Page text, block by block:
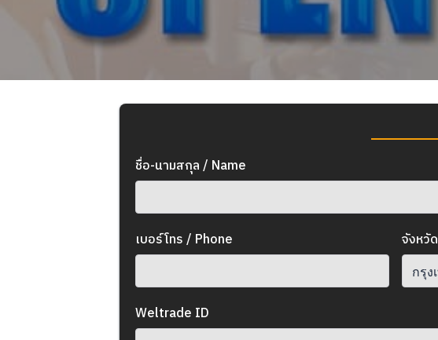
ชื่อ-นามสกุล / Name
เบอร์โทร / Phone จังหวัด
Weltrade ID